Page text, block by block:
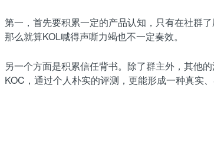
第一，首先要积累一定的产品认知，只有在社群
那么就算KOL喊得声嘶力竭也不一定奏效。
另一个方面是积累信任背书。除了群主外，其他
KOC，通过个人朴实的评测，更能形成一种真实